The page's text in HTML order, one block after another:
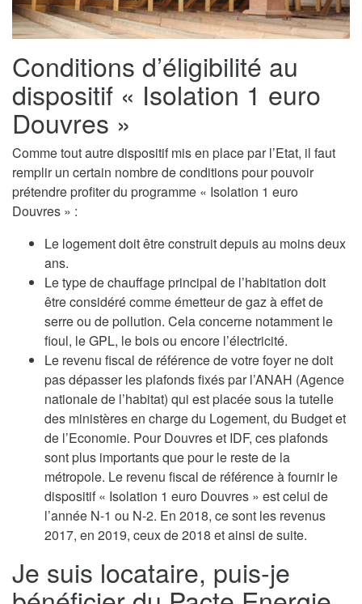
Conditions d’éligibilité au
dispositif « Isolation 1 euro
Douvres »
Comme tout autre dispositif mis en place par l’Etat, il faut
remplir un certain nombre de conditions pour pouvoir
prétendre profiter du programme « Isolation 1 euro
Douvres » :
Le logement doit être construit depuis au moins deux
ans.
Le type de chauffage principal de l’habitation doit
être considéré comme émetteur de gaz à effet de
serre ou de pollution. Cela concerne notamment le
fioul, le GPL, le bois ou encore l’électricité.
Le revenu fiscal de référence de votre foyer ne doit
pas dépasser les plafonds fixés par l’ANAH (Agence
nationale de l’habitat) qui est placée sous la tutelle
des ministères en charge du Logement, du Budget et
de l’Economie. Pour Douvres et IDF, ces plafonds
sont plus importants que pour le reste de la
métropole. Le revenu fiscal de référence à fournir le
dispositif « Isolation 1 euro Douvres » est celui de
l’année N-1 ou N-2. En 2018, ce sont les revenus
2017, en 2019, ceux de 2018 et ainsi de suite.
Je suis locataire, puis-je